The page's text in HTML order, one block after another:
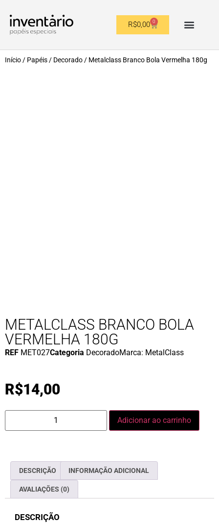
R$0,00 0
Início / Papéis / Decorado / Metalclass Branco Bola Vermelha 180g
METALCLASS BRANCO BOLA
VERMELHA 180G
REF MET027Categoria DecoradoMarca: MetalClass
R$14,00
Adicionar ao carrinho
DESCRIÇÃO INFORMAÇÃO ADICIONAL
AVALIAÇÕES (0)
DESCRIÇÃO